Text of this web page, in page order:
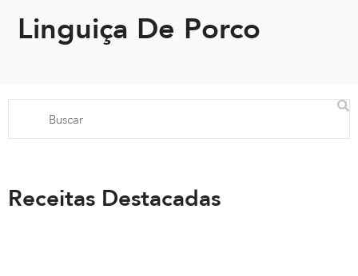
Linguiça De Porco
Receitas Destacadas